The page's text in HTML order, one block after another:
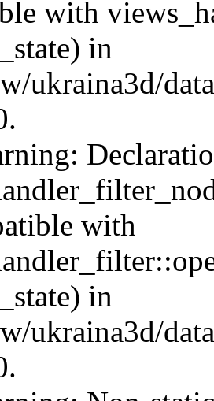
with
in
ukraina3d/
with
in
ukraina3d/